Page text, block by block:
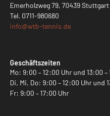
Emerholzweg 79, 70439 Stuttgart
Tel. 0711-980680
info@wtb-tennis.de
Geschäftszeiten
Mo: 9:00 – 12:00 Uhr und 13:00 –
Di, Mi, Do: 9:00 – 12:00 Uhr und
Fr: 9:00 – 17:00 Uhr